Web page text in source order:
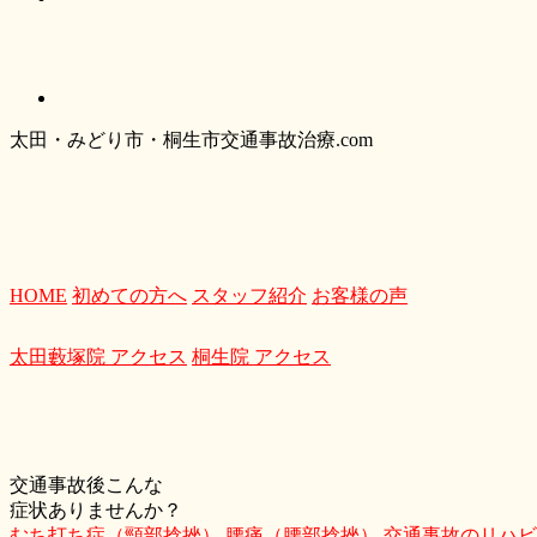
太田・ みどり 市・ 桐生市交通事故治療.com
HOME 初めての方へ スタッフ紹介 お客様の声
太田藪塚院 アクセス 桐生院 アクセス
交通事故後こんな
症状ありませんか？